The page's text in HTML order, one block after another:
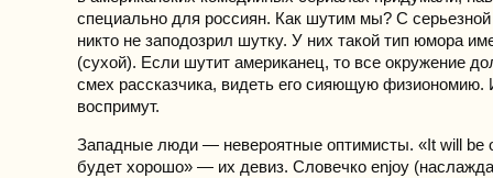
специально для россиян. Как шутим мы? С
никто не заподозрил шутку. У них такой тип юмора
(сухой). Если шутит американец, то все окружение
смех рассказчика, видеть его сияющую физиономию.
воспримут.
Западные люди — невероятные оптимисты. «It will be
будет хорошо» — их девиз. Словечко enjoy